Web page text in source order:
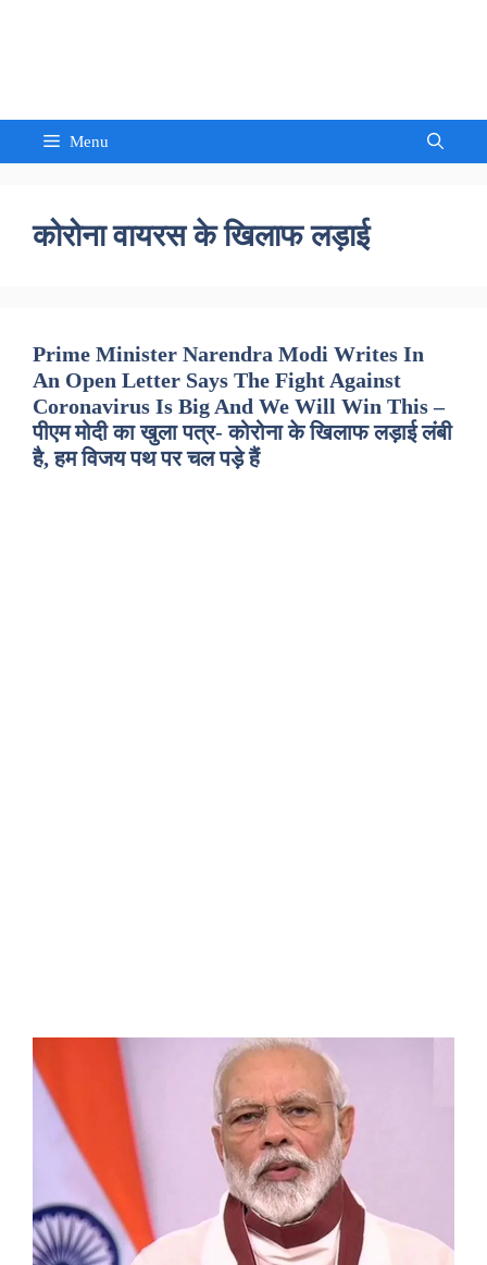
Menu
कोरोना वायरस के खिलाफ लड़ाई
Prime Minister Narendra Modi Writes In
An Open Letter Says The Fight Against
Coronavirus Is Big And We Will Win This –
पीएम मोदी का खुला पत्र- कोरोना के खिलाफ लड़ाई लंबी
है, हम विजय पथ पर चल पड़े हैं